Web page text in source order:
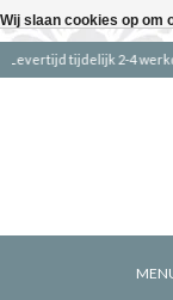
Wij slaan cookies op om